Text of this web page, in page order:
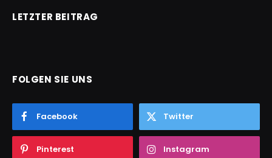
LETZTER BEITRAG
FOLGEN SIE UNS
Facebook Twitter
Pinterest Instagram